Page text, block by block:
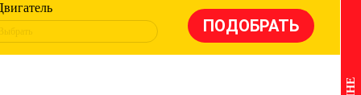
Выбрать